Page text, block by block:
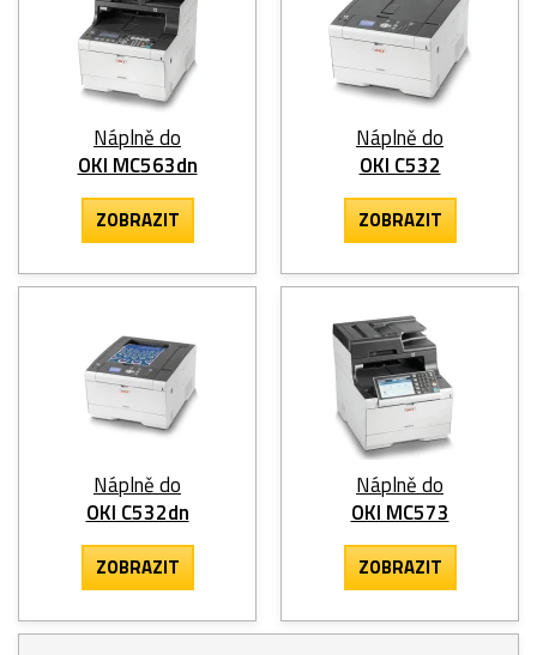
Náplně do
OKI MC563dn
ZOBRAZIT
Náplně do
OKI C532
ZOBRAZIT
Náplně do
OKI C532dn
ZOBRAZIT
Náplně do
OKI MC573
ZOBRAZIT